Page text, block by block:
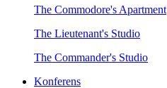
The Commodore's Apartment
The Lieutenant's Studio
The Commander's Studio
Konferens